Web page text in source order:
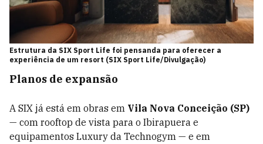
Estrutura da SIX Sport Life foi pensanda para oferecer a
experiência de um resort (SIX Sport Life/Divulgação)
Planos de expansão
A SIX já está em obras em Vila Nova Conceição (SP)
— com rooftop de vista para o Ibirapuera e
equipamentos Luxury da Technogym — e em